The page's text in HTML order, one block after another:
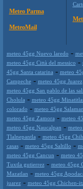
Meteo Parma
MeteoMail
meteo 45gg Nuevo laredo -
meteo 45gg Città del messico -
45gg Santa catarina - meteo
Campeche- meteo 45gg Juarez
meteo 45gg San pablo de las
Cholula - meteo 45gg
colorado - meteo 45gg
meteo 45gg Zamora - meteo
meteo 45gg Naucalpan -
Tlalnepantla - meteo 45gg
casas- meteo 45gg Saltillo -
meteo 45gg Cancun - meteo
Tuxtla gutierrez - meteo 45gg
Mazatlan - meteo 45gg
juarez - meteo 45gg Chichen-